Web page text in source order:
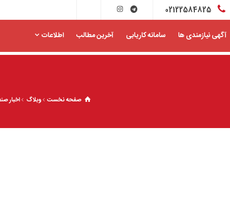
02122584825
آگهی نیازمندی ها سامانه کاریابی آخرین مطالب اطلاعات
صفحه نخست وبلاگ اخبار